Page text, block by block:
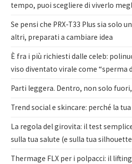
tempo, puoi scegliere di viverlo
Se pensi che PRX-T33 Plus sia solo
altri, preparati a cambiare idea
È fra i più richiesti dalle celeb:
viso diventato virale come “sperma
Parti leggera. Dentro, non solo fuori,
Trend social e skincare: perché la
La regola del girovita: il test
sulla tua salute (e sulla tua
Thermage FLX per i polpacci: il